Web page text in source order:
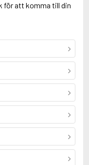
för att komma till din